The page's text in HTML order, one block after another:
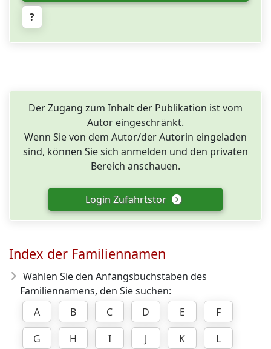
?
Der Zugang zum Inhalt der Publikation ist vom
Autor eingeschränkt.
Wenn Sie von dem Autor/der Autorin eingeladen
sind, können Sie sich anmelden und den privaten
Bereich anschauen.
Login Zufahrtstor
Index der Familiennamen
Wählen Sie den Anfangsbuchstaben des
Familiennamens, den Sie suchen:
A
B C D E
F
G
H I J K L